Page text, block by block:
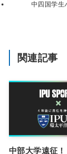
中四国学生
関連記事
中部大学遠征！